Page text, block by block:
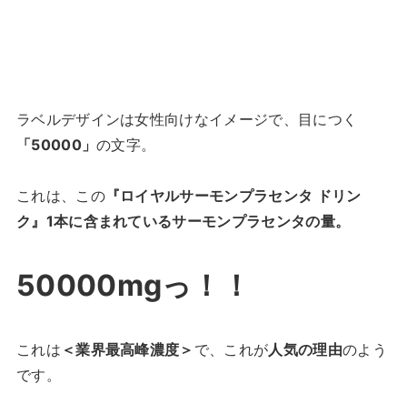
ラベルデザインは女性向けなイメージで、目につく
「50000」の文字。
これは、この『ロイヤルサーモンプラセンタ ドリン
ク』1本に含まれているサーモンプラセンタの量。
50000mgっ！！
これは ＜業界最高峰濃度＞ で、これが人気の理由のよう
です。